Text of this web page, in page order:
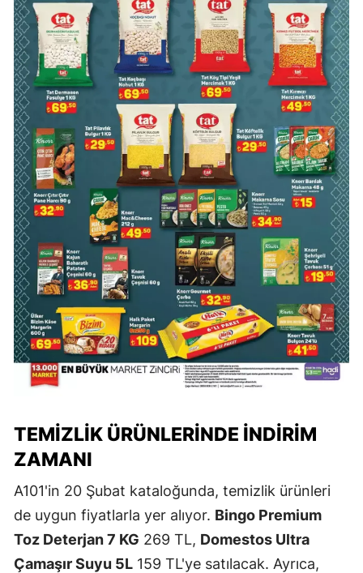
TEMIZLIK ÜRÜNLERINDE İNDIRIM
ZAMANI
A101'in 20 Şubat kataloğunda, temizlik ürünleri
de uygun fiyatlarla yer alıyor. Bingo Premium
Toz Deterjan 7 KG 269 TL, Domestos Ultra
Çamaşır Suyu 5L 159 TL'ye satılacak. Ayrıca,